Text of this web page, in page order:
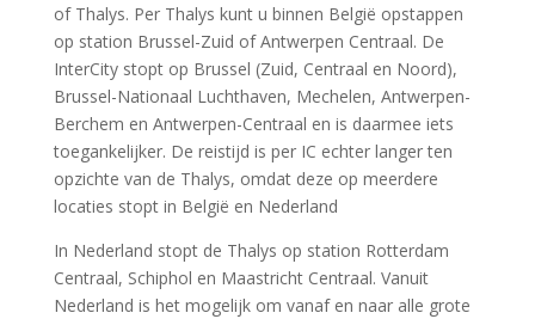
of Thalys. Per Thalys kunt u binnen België opstappen
op station Brussel-Zuid of Antwerpen Centraal. De
InterCity stopt op Brussel (Zuid, Centraal en Noord),
Brussel-Nationaal Luchthaven, Mechelen, Antwerpen-
Berchem en Antwerpen-Centraal en is daarmee iets
toegankelijker. De reistijd is per IC echter langer ten
opzichte van de Thalys, omdat deze op meerdere
locaties stopt in België en Nederland
In Nederland stopt de Thalys op station Rotterdam
Centraal, Schiphol en Maastricht Centraal. Vanuit
Nederland is het mogelijk om vanaf en naar alle grote